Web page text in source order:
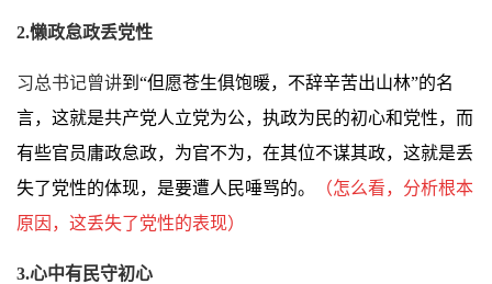
2.懒政怠政丢党性
习总书记曾讲到“但愿苍生俱饱暖， 不辞辛苦出山林”的名
言，这就是共产党人立党为公，执政为民的初心和党性，而
有些官员庸政怠政，为官不为，在其位不谋其政，这就是丢
失了党性的体现，是要遭人民唾骂的。
（怎么看，分析根本
原因，这丢失了党性的表现）
3.心中有民守初心